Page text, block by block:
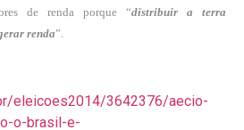
de renda porque “distribuir a terra
renda”.
eleicoes2014/3642376/aecio-
o-brasil-e-